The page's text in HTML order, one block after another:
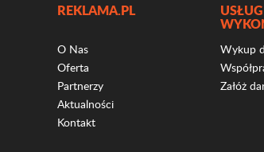
REKLAMA.PL
O Nas
Oferta
Partnerzy
Aktualności
Kontakt
Wykup
Załóż